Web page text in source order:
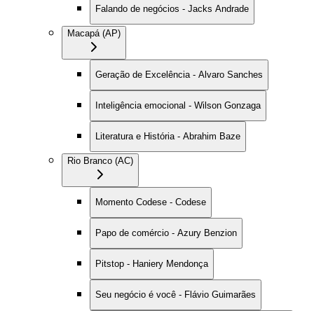
Falando de negócios - Jacks Andrade
Macapá (AP)
Geração de Excelência - Alvaro Sanches
Inteligência emocional - Wilson Gonzaga
Literatura e História - Abrahim Baze
Rio Branco (AC)
Momento Codese - Codese
Papo de comércio - Azury Benzion
Pitstop - Haniery Mendonça
Seu negócio é você - Flávio Guimarães